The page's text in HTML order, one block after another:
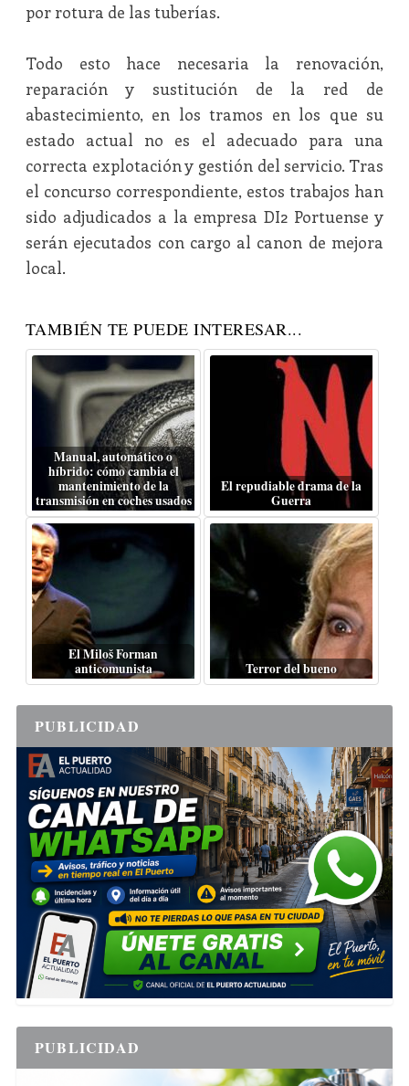
por rotura de las tuberías.
Todo esto hace necesaria la renovación,
reparación y sustitución de la red de
abastecimiento, en los tramos en los que su
estado actual no es el adecuado para una
correcta explotación y gestión del servicio. Tras
el concurso correspondiente, estos trabajos han
sido adjudicados a la empresa DI2 Portuense y
serán ejecutados con cargo al canon de mejora
local.
TAMBIÉN TE PUEDE INTERESAR...
Manual, automático o
híbrido: cómo cambia el
mantenimiento de la
transmisión en coches usados
El repudiable drama de la
Guerra
El Miloš Forman
anticomunista
Terror del bueno
PUBLICIDAD
PUBLICIDAD